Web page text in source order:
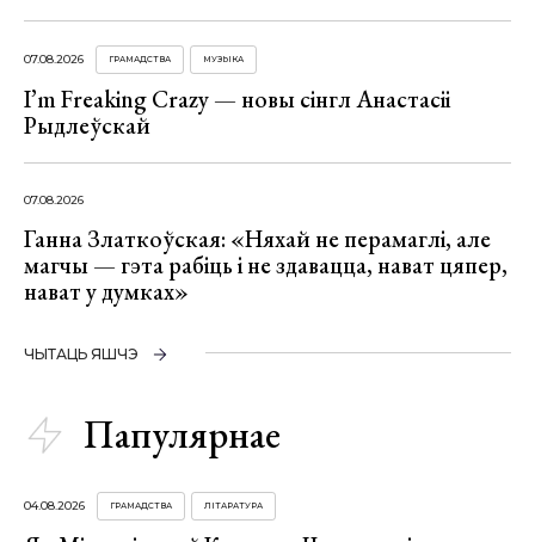
07.08.2026 ГРАМАДСТВА МУЗЫКА
I’m Freaking Crazy — новы сінгл Анастасіі
Рыдлеўскай
07.08.2026
Ганна Златкоўская: «Няхай не перамаглі, але
магчы — гэта рабіць і не здавацца, нават цяпер,
нават у думках»
ЧЫТАЦЬ ЯШЧЭ
Папулярнае
04.08.2026 ГРАМАДСТВА ЛІТАРАТУРА